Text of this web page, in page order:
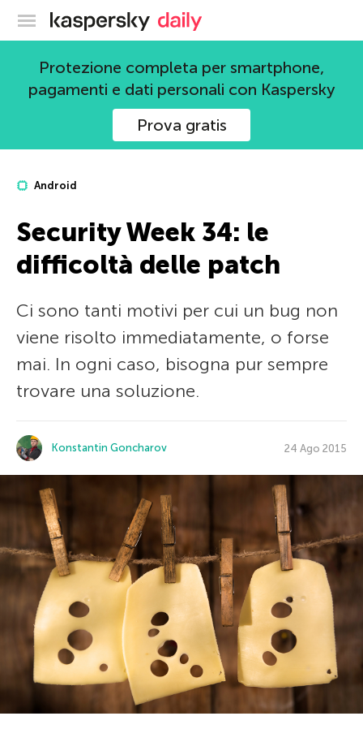
Blog ufficiale di Kaspersky
Protezione completa per smartphone,
pagamenti e dati personali con Kaspersky
Prova gratis
Android
Security Week 34: le
difficoltà delle patch
Ci sono tanti motivi per cui un bug non
viene risolto immediatamente, o forse
mai. In ogni caso, bisogna pur sempre
trovare una soluzione.
Konstantin Goncharov 24 Ago 2015